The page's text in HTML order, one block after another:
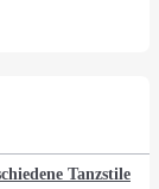
Tanzstile